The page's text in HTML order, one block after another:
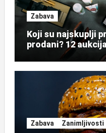
Zabava
Koji su najskuplji
prodani? 12
Zabava Zanimljivosti